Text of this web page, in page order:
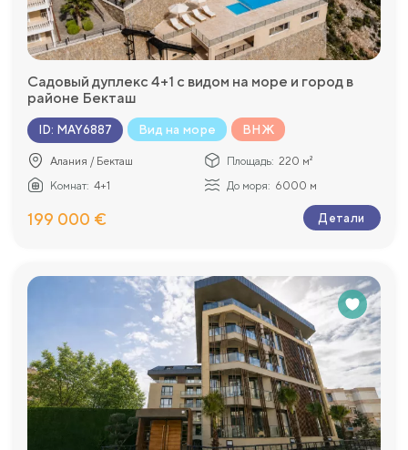
Садовый дуплекс 4+1 с видом на море и город в
районе Бекташ
ID: MAY6887 Вид на море ВНЖ
Алания / Бекташ Площадь: 220 м²
Комнат: 4+1 До моря: 6000 м
199 000 € Детали